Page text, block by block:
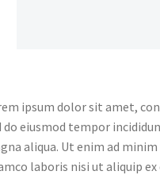
ipsum dolor sit amet,
do eiusmod tempor
aliqua. Ut enim ad
laboris nisi ut aliquip ex